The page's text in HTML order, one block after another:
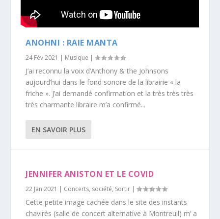
ANOHNI : RAIE MANTA
24 Fév 2021 | Musique |
J’ai reconnu la voix d’Anthony & the Johnsons
aujourd’hui dans le fond sonore de la librairie « la
friche ». J’ai demandé confirmation et la très très très
très charmante libraire m’a confirmé...
EN SAVOIR PLUS
JENNIFER ANISTON ET LE COVID
22 Jan 2021 | Concerts, société, Sortir |
Cette petite image cachée dans le site des instants
chavirés (salle de concert alternative à Montreuil) m’ a